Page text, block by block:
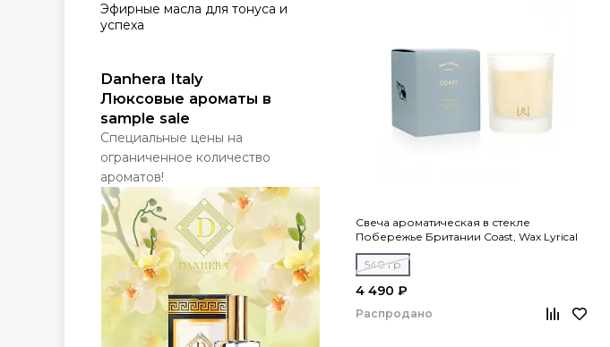
Эфирные масла для тонуса и
успеха
Danhera Italy
Люксовые ароматы в
sample sale
Специальные цены на
ограниченное количество
ароматов!
Свеча ароматическая в стекле
Побережье Британии Coast, Wax Lyrical
540 гр
4 490 ₽
Распродано